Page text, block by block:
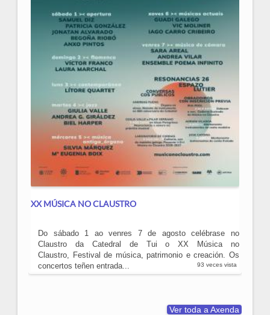
XX MÚSICA NO CLAUSTRO
Do sábado 1 ao venres 7 de agosto celébrase no
Claustro da Catedral de Tui o XX Música no
Claustro, Festival de música, patrimonio e creación. Os
concertos teñen entrada...
93 veces vista
Ver toda a Axenda